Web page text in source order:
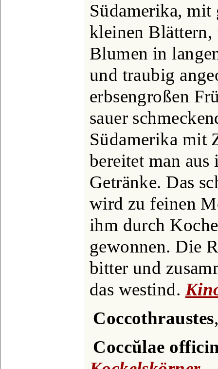
Südamerika, mit
kleinen Blättern,
Blumen in
und traubig
erbsengroßen
sauer
Südamerika mit
bereitet man
Getränke. Das
wird zu feinen
ihm durch
gewonnen. Die
bitter und
das westind.
Coccothraustes
Coccŭlae